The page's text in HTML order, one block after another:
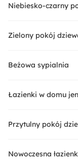
Niebiesko-czarny
Zielony pokój
Beżowa sypialnia
Łazienki w domu
Przytulny pokój
Nowoczesna